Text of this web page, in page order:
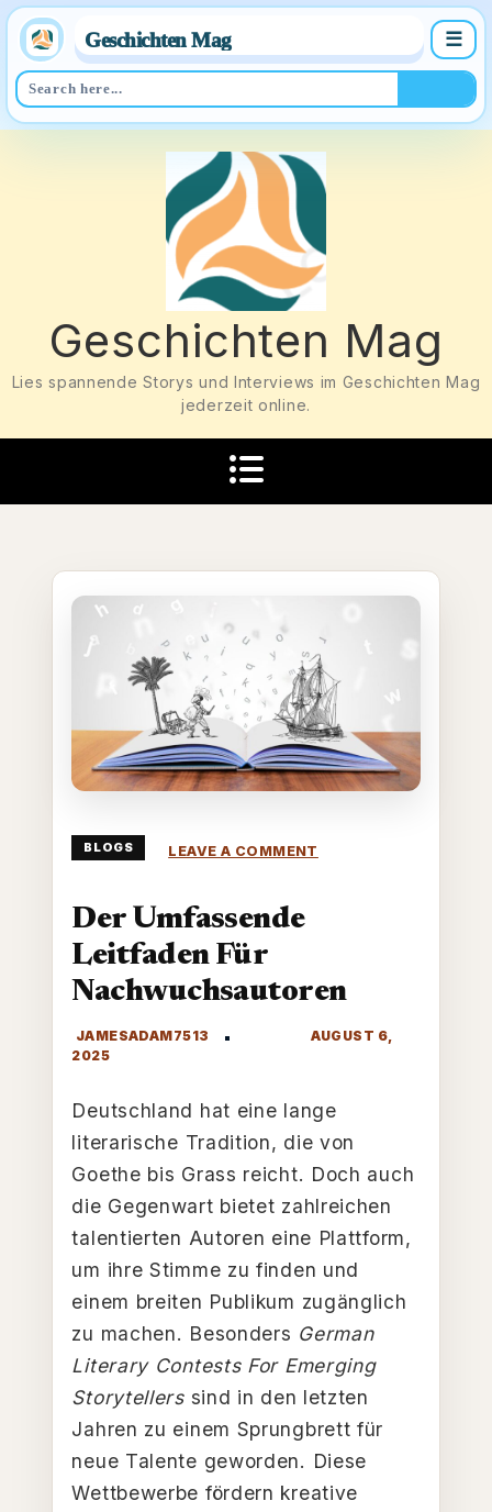
Geschichten Mag ☰
Geschichten Mag
Lies spannende Storys und Interviews im Geschichten Mag
jederzeit online.
BLOGS LEAVE A COMMENT
DER
Der Umfassende
Leitfaden Für
Nachwuchsautoren
Deutschland hat eine lange
literarische Tradition, die von
Goethe bis Grass reicht. Doch auch
die Gegenwart bietet zahlreichen
talentierten Autoren eine Plattform,
um ihre Stimme zu finden und
einem breiten Publikum zugänglich
zu machen. Besonders German
Literary Contests For Emerging
Storytellerssind in den letzten
Jahren zu einem Sprungbrett für
neue Talente geworden. Diese
Wettbewerbe fördern kreative